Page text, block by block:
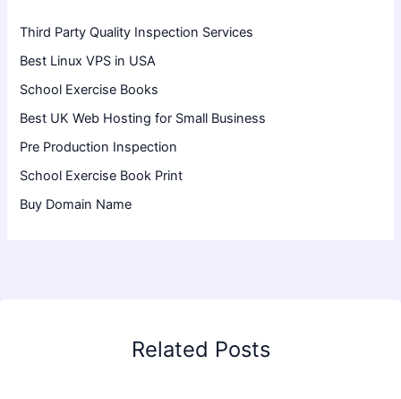
Third Party Quality Inspection Services
Best Linux VPS in USA
School Exercise Books
Best UK Web Hosting for Small Business
Pre Production Inspection
School Exercise Book Print
Buy Domain Name
Related Posts